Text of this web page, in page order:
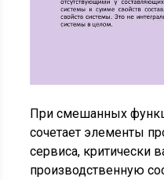
При смешанных
сочетает элементы
сервиса, критически
производственную